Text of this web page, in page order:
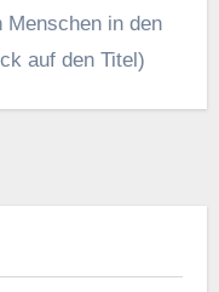
Menschen in den
auf den Titel)